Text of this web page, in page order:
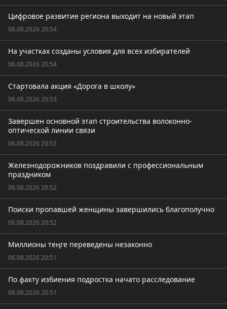
Цифровое развитие региона выходит на новый этап
06.08.2026 20:54
На участках созданы условия для всех избирателей
06.08.2026 20:54
Стартовала акция «Дорога в школу»
06.08.2026 20:53
Завершен основной этап строительства волоконно-
оптической линии связи
06.08.2026 20:53
Железнодорожников поздравили с профессиональным
праздником
06.08.2026 20:52
Поиски пропавшей женщины завершились благополучно
06.08.2026 20:52
Миллионы теңге переведены незаконно
06.08.2026 20:51
По факту избиения подростка начато расследование
06.08.2026 20:51